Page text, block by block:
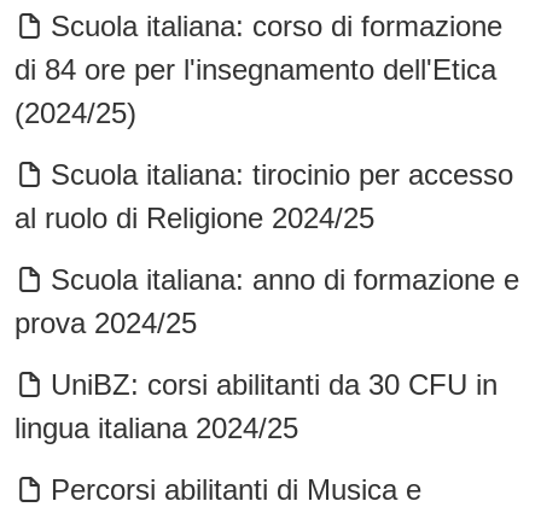
Scuola italiana: corso di formazione
di 84 ore per l'insegnamento dell'Etica
(2024/25)
Scuola italiana: tirocinio per accesso
al ruolo di Religione 2024/25
Scuola italiana: anno di formazione e
prova 2024/25
UniBZ: corsi abilitanti da 30 CFU in
lingua italiana 2024/25
Percorsi abilitanti di Musica e